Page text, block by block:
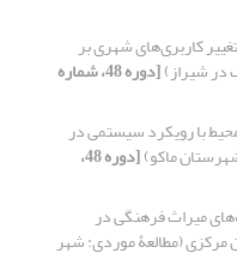
کاربری‌‌های شهری بر
در شیراز) [دوره 48، شماره
با رویکرد سیستمی در
ماکو) [دوره 48،
میراث فرهنگی در
(مطالعۀ موردی: شهر